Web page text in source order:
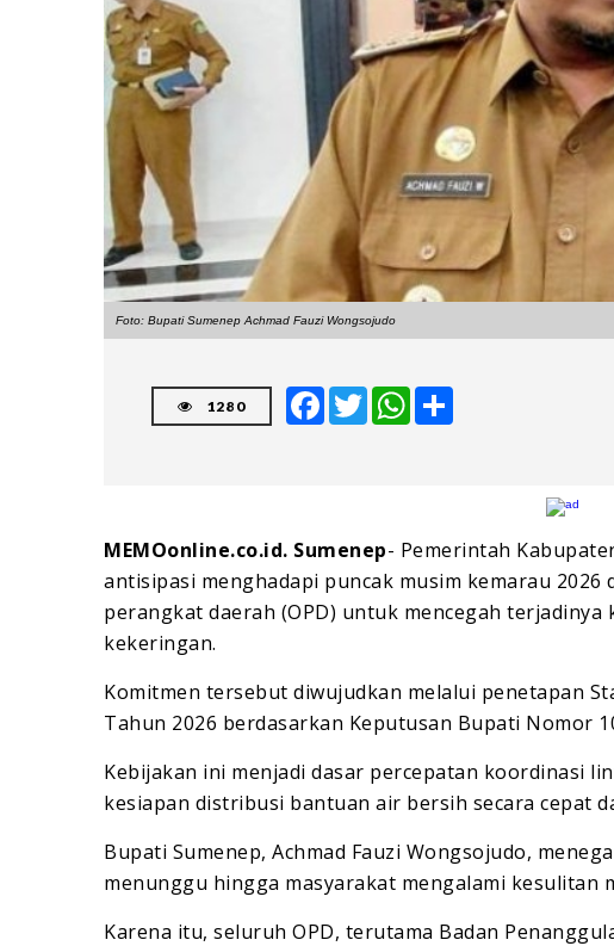
Foto: Bupati Sumenep Achmad Fauzi Wongsojudo
1280
FacebookTwitter WhatsApp
MEMOonline.co.id. Sumenep- Pemerintah
antisipasi menghadapi puncak musim kemarau
perangkat daerah (OPD) untuk mencegah
kekeringan.
Komitmen tersebut diwujudkan melalui penetapan
Tahun 2026 berdasarkan Keputusan Bupati Nomor
Kebijakan ini menjadi dasar percepatan koordinasi
kesiapan distribusi bantuan air bersih secara cepat
Bupati Sumenep, Achmad Fauzi Wongsojudo,
menunggu hingga masyarakat mengalami kesulitan
Karena itu, seluruh OPD, terutama Badan